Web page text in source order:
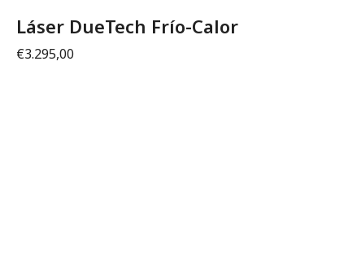
Láser DueTech Frío-Calor
€3.295,00